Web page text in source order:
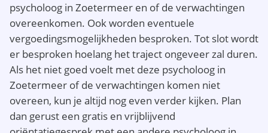
psycholoog in Zoetermeer en of de verwachtingen
overeenkomen. Ook worden eventuele
vergoedingsmogelijkheden besproken. Tot slot wordt
er besproken hoelang het traject ongeveer zal duren.
Als het niet goed voelt met deze psycholoog in
Zoetermeer of de verwachtingen komen niet
overeen, kun je altijd nog even verder kijken. Plan
dan gerust een gratis en vrijblijvend